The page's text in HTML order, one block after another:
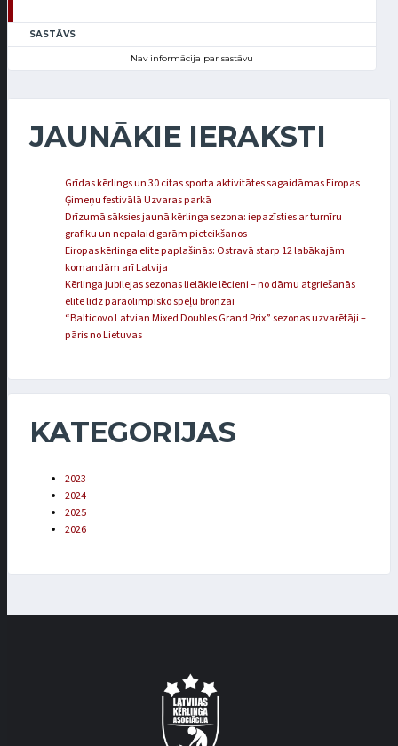
SASTĀVS
Nav informācija par sastāvu
JAUNĀKIE IERAKSTI
Grīdas kērlings un 30 citas sporta aktivitātes sagaidāmas Eiropas
Ģimeņu festivālā Uzvaras parkā
Drīzumā sāksies jaunā kērlinga sezona: iepazīsties ar turnīru
grafiku un nepalaid garām pieteikšanos
Eiropas kērlinga elite paplašinās: Ostravā starp 12 labākajām
komandām arī Latvija
Kērlinga jubilejas sezonas lielākie lēcieni – no dāmu atgriešanās
elitē līdz paraolimpisko spēļu bronzai
“Balticovo Latvian Mixed Doubles Grand Prix” sezonas uzvarētāji –
pāris no Lietuvas
KATEGORIJAS
2023
2024
2025
2026